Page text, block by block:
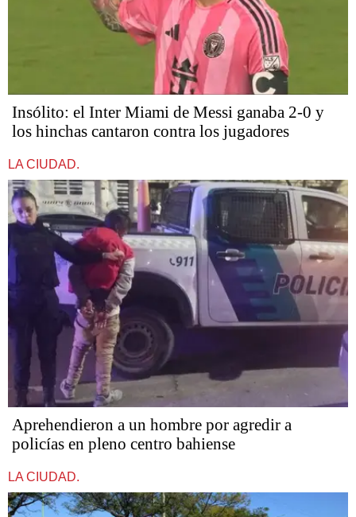
Insólito: el Inter Miami de Messi ganaba 2-0 y
los hinchas cantaron contra los jugadores
LA CIUDAD.
Aprehendieron a un hombre por agredir a
policías en pleno centro bahiense
LA CIUDAD.